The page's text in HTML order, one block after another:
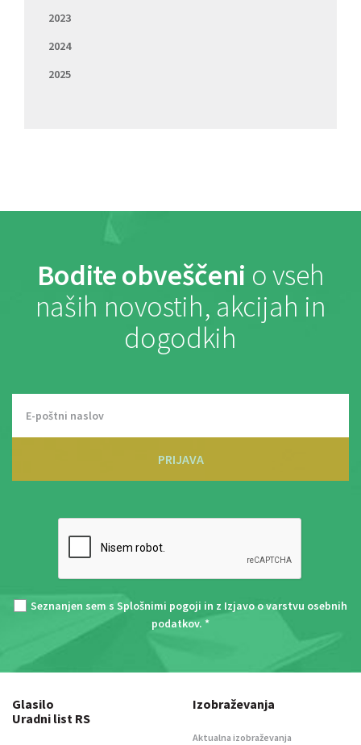
2023
2024
2025
Bodite obveščeni o vseh
naših novostih, akcijah in
dogodkih
PRIJAVA
Seznanjen sem s Splošnimi pogoji in z Izjavo o varstvu osebnih
podatkov. *
Glasilo
Uradni list RS
Izobraževanja
Aktualna izobraževanja